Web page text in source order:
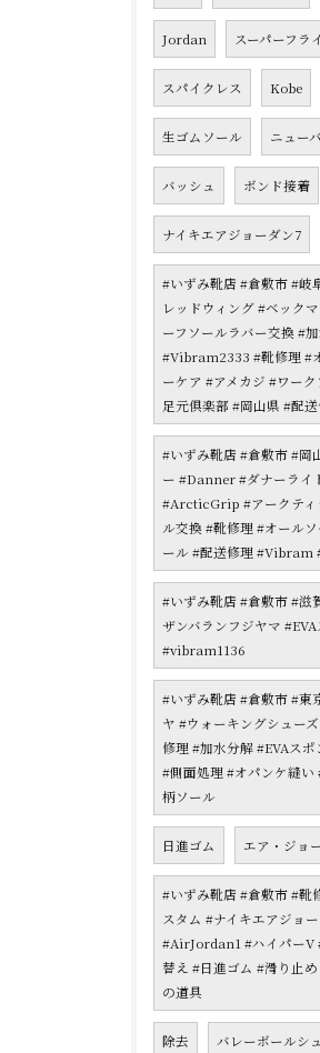
Jordan スーパーフライ
スパイクレス Kobe
生ゴムソール ニュー
バッシュ ボンド接着
ナイキエアジョーダン7
#いずみ靴店 #倉敷市 #岐
レッドウィング #ベック
ーフソールラバー交換 #
#Vibram2333 #靴修理 #
ーケア #アメカジ #ワー
足元倶楽部 #岡山県 #配
#いずみ靴店 #倉敷市 #岡
ー #Danner #ダナーライ
#ArcticGrip #アークティ
ル交換 #靴修理 #オール
ール #配送修理 #Vibram
#いずみ靴店 #倉敷市 #
ザンバランフジヤマ
#vibram1136
#いずみ靴店 #倉敷市 #東
ヤ #ウォーキングシュー
修理 #加水分解 #EVAス
#側面処理 #オパンケ縫い
柄ソール
日進ゴム エア・ジョ
#いずみ靴店 #倉敷市 #靴
スタム #ナイキエアジョ
#AirJordan1 #ハイパーV
替え #日進ゴム #滑り止
の道具
除去 バレーボールシ